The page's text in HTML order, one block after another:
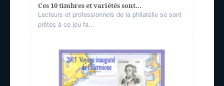
Ces 10 timbres et variétés sont...
Lecteurs et professionnels de la philatélie se sont
prêtés à ce jeu fa...